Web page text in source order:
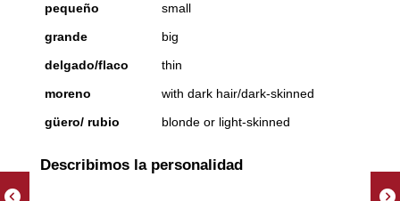
pequeño
small
grande
big
delgado/flaco
thin
moreno
with dark hair/dark-skinned
güero/ rubio
blonde or light-skinned
Describimos la personalidad